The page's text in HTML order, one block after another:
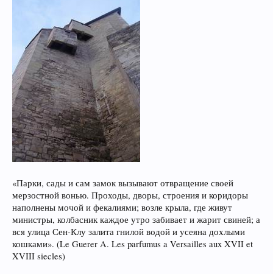
«Парки, сады и сам замок вызывают отвращение своей
мерзостной вонью. Проходы, дворы, строения и коридоры
наполнены мочой и фекалиями; возле крыла, где живут
министры, колбасник каждое утро забивает и жарит свиней; а
вся улица Сен-Клу залита гнилой водой и усеяна дохлыми
кошками». (Le Guerer A. Les parfumus a Versailles aux XVII et
XVIII siecles)